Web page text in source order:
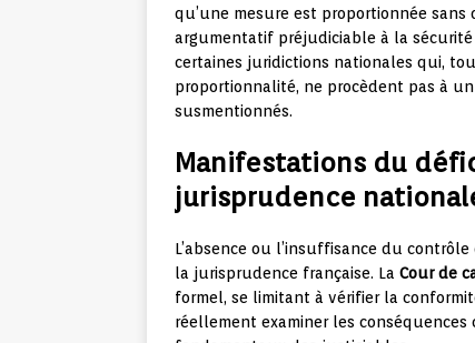
qu’une mesure est proportionnée
argumentatif préjudiciable à la
certaines juridictions nationales qui,
proportionnalité, ne procèdent pas à
susmentionnés.
Manifestations du
jurisprudence
L’absence ou l’insuffisance du
la jurisprudence française. La Cour de
formel, se limitant à vérifier la
réellement examiner les